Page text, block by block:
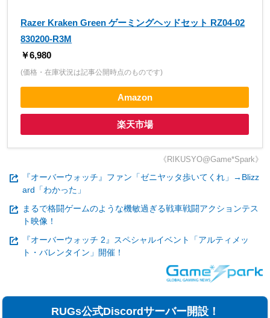
Razer Kraken Green ゲーミングヘッドセット RZ04-02
830200-R3M
￥6,980
(価格・在庫状況は記事公開時点のものです)
Amazon
楽天市場
《RIKUSYO@Game*Spark》
『オーバーウォッチ』ファン「ゼニヤッタ歩いてくれ」→Blizz
ard「わかった」
まるで格闘ゲームのような機敏過ぎる戦車戦闘アクションテス
ト映像！
『オーバーウォッチ 2』スペシャルイベント「アルティメッ
ト・バレンタイン」開催！
RUGs公式Discordサーバー開設！